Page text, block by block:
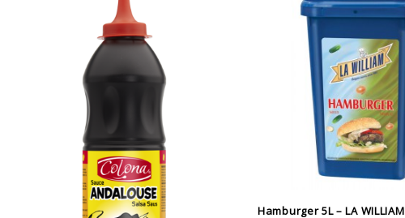
Hamburger 5L – LA WILLIAM